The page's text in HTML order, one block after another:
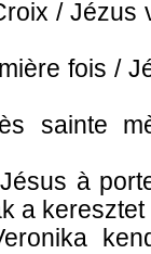
/ Jézus
fois /
sainte
à
a